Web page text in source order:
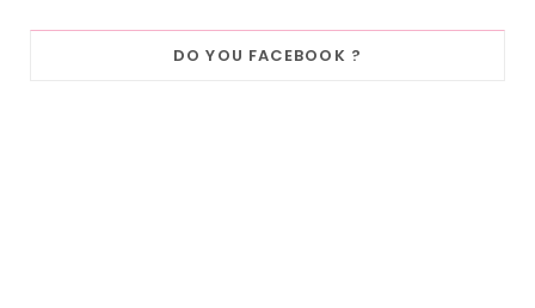
DO YOU FACEBOOK ?